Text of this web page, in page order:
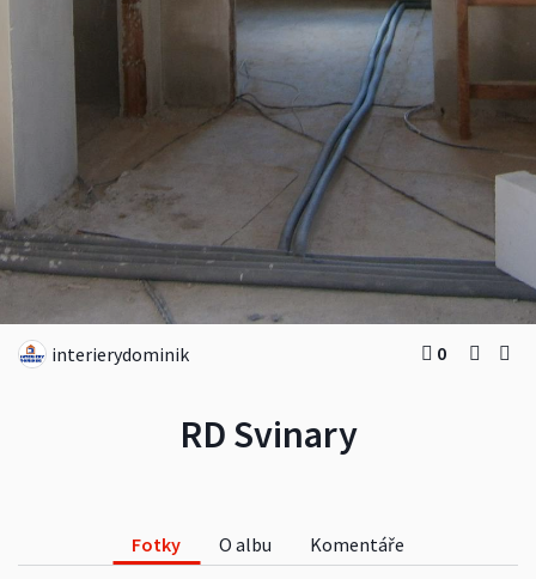
RD Svinary
interierydominik 0
Fotky O albu Komentáře